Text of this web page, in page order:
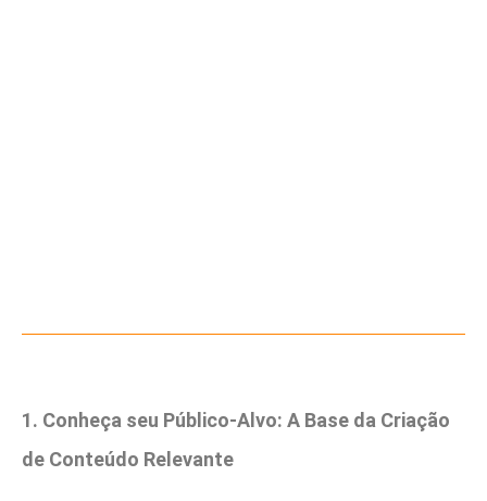
1. Conheça seu Público-Alvo: A Base da Criação
de Conteúdo Relevante